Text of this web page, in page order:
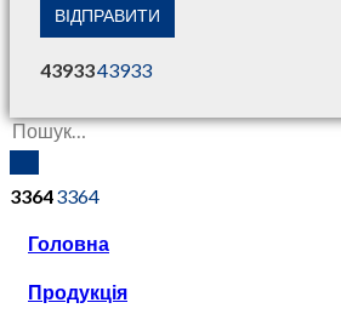
43933
3364
Головна
Продукція